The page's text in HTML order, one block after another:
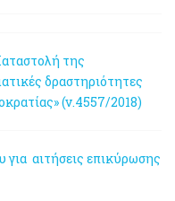
της
δραστηριότητες
(ν.4557/2018)
αιτήσεις επικύρωσης